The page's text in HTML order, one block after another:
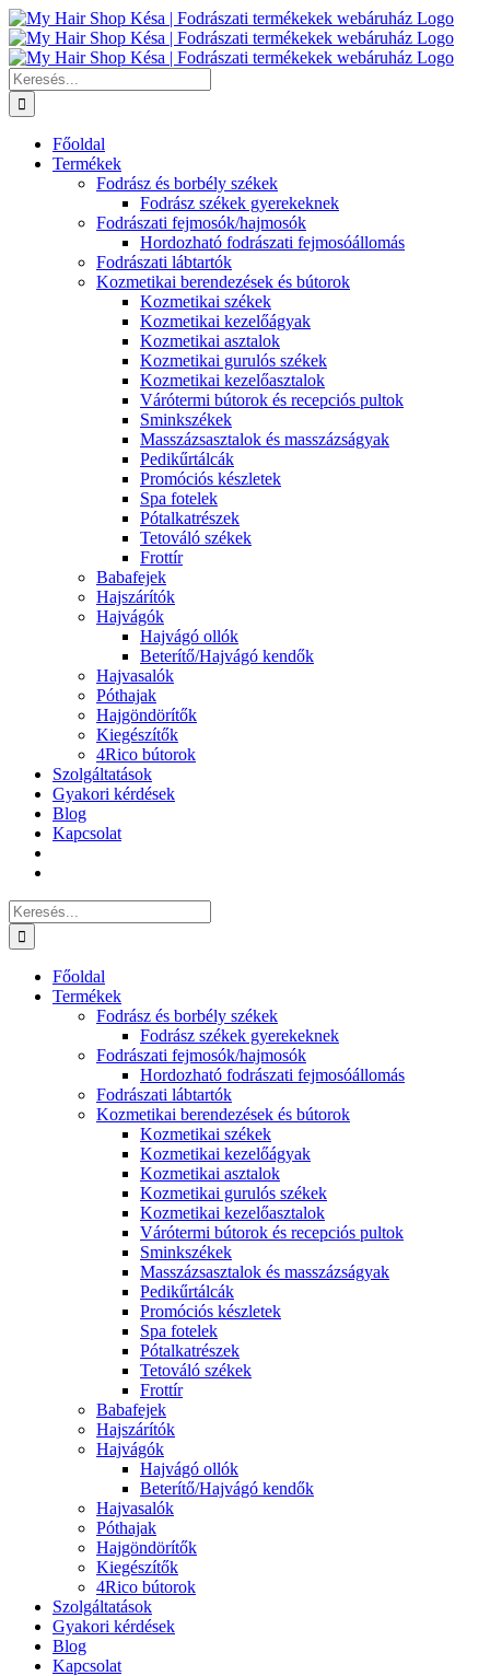
Kihagyás
Keresés...
Főoldal
Termékek
Fodrász és borbély székek
Fodrász székek gyerekeknek
Fodrászati fejmosók/hajmosók
Hordozható fodrászati fejmosóállomás
Fodrászati lábtartók
Kozmetikai berendezések és bútorok
Kozmetikai székek
Kozmetikai kezelőágyak
Kozmetikai asztalok
Kozmetikai gurulós székek
Kozmetikai kezelőasztalok
Várótermi bútorok és recepciós pultok
Sminkszékek
Masszázsasztalok és masszázságyak
Pedikűrtálcák
Promóciós készletek
Spa fotelek
Pótalkatrészek
Tetováló székek
Frottír
Babafejek
Hajszárítók
Hajvágók
Hajvágó ollók
Beterítő/Hajvágó kendők
Hajvasalók
Póthajak
Hajgöndörítők
Kiegészítők
4Rico bútorok
Szolgáltatások
Gyakori kérdések
Blog
Kapcsolat
Keresés...
Főoldal
Termékek
Fodrász és borbély székek
Fodrász székek gyerekeknek
Fodrászati fejmosók/hajmosók
Hordozható fodrászati fejmosóállomás
Fodrászati lábtartók
Kozmetikai berendezések és bútorok
Kozmetikai székek
Kozmetikai kezelőágyak
Kozmetikai asztalok
Kozmetikai gurulós székek
Kozmetikai kezelőasztalok
Várótermi bútorok és recepciós pultok
Sminkszékek
Masszázsasztalok és masszázságyak
Pedikűrtálcák
Promóciós készletek
Spa fotelek
Pótalkatrészek
Tetováló székek
Frottír
Babafejek
Hajszárítók
Hajvágók
Hajvágó ollók
Beterítő/Hajvágó kendők
Hajvasalók
Póthajak
Hajgöndörítők
Kiegészítők
4Rico bútorok
Szolgáltatások
Gyakori kérdések
Blog
Kapcsolat